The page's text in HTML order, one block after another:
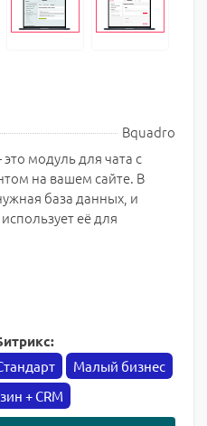
Bquadro
модуль для чата с
на вашем сайте. В
база данных, и
её для
Малый бизнес
+ CRM